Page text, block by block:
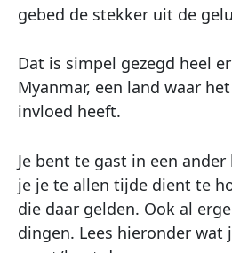
gebed de stekker uit de
Dat is simpel gezegd heel
Myanmar, een land waar
invloed heeft.
Je bent te gast in een
je je te allen tijde dient te
die daar gelden. Ook al
dingen. Lees hieronder wat